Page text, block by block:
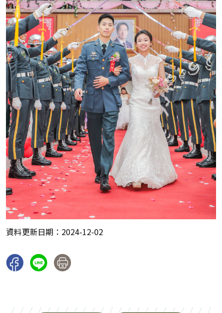
資料更新日期：2024-12-02